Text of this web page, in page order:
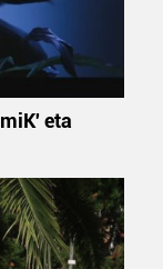
eta beren
dira. Ikusi gure
egin
moduari
lehentasunak
ken dezakezu
eta